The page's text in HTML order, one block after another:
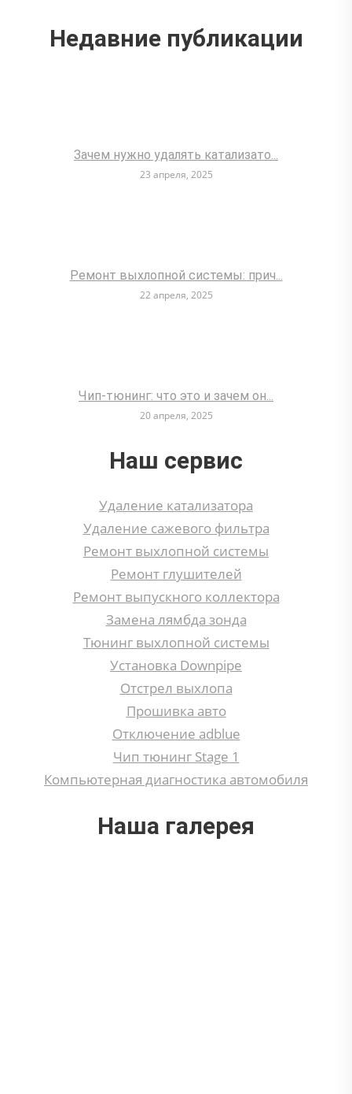
Недавние публикации
Зачем нужно удалять катализато...
23 апреля, 2025
Ремонт выхлопной системы: прич...
22 апреля, 2025
Чип-тюнинг: что это и зачем он...
20 апреля, 2025
Наш сервис
Удаление катализатора
Удаление сажевого фильтра
Ремонт выхлопной системы
Ремонт глушителей
Ремонт выпускного коллектора
Замена лямбда зонда
Тюнинг выхлопной системы
Установка Downpipe
Отстрел выхлопа
Прошивка авто
Отключение adblue
Чип тюнинг Stage 1
Компьютерная диагностика автомобиля
Наша галерея